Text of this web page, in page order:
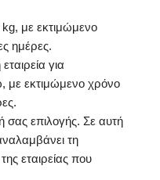
με εκτιμώμενο
ημέρες.
για
με εκτιμώμενο χρόνο
σας επιλογής. Σε αυτή
τη
εταιρείας που